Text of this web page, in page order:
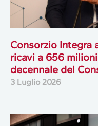
Consorzio Integra
ricavi a 656
decennale del
3 Luglio 2026